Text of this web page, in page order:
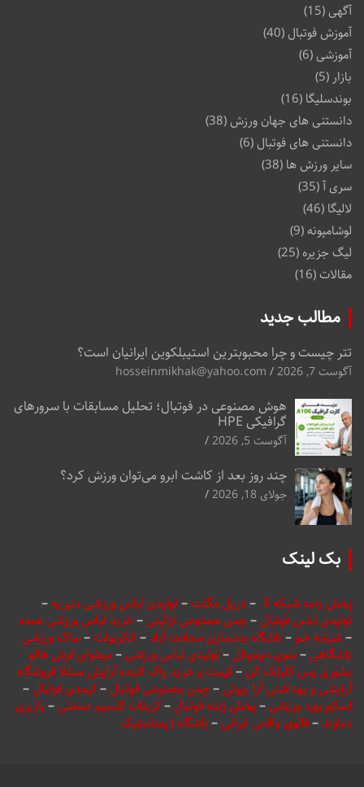
آگهی(15)
آموزش فوتبال (40)
آموزشی(6)
بازار (5)
بوندسلیگا (16)
دانستنی های جهان ورزش(38)
دانستنی های فوتبال (6)
سایر ورزش ها (38)
سری آ(35)
لالیگا (46)
لوشامپونه(9)
لیگ جزیره (25)
مقالات(16)
مطالب جدید
تتر چیست و چرا محبوبترین استیبلکوین ایرانیان است؟
آگوست 7, 2026 hosseinmikhak@yahoo.com
هوش مصنوعی در فوتبال؛ تحلیل مسابقات با سرورهای
گرافیکی HPE
آگوست 5, 2026
چند روز بعد از کاشت ابرو می‌توان ورزش کرد؟
جولای 18, 2026
بک لینک
پخش زنده شبکه 3 –دریل مگنت–تولیدی لباس ورزشی منیریه–
تولیدی لباس فوتبال –چمن مصنوعی تزئینی –خرید لباس ورزشی عمده
–شیشه خم–باشگاه بدنسازی سعادت آباد – انکربولت–ساک ورزشی
باشگاهی –منوی دیجیتال –تولیدی لباس ورزشی –میخوای فرش هاتو
بشوری پس کلیلک کن –قیمت و خرید پاک کننده آرایش سنتلا فروشگاه
آرایشی و بهداشتی آرا بیوتی –چمن مصنوعی فوتبال –کیمدی فوتبال –
اسکوربورد ورزشی –پخش زنده فوتبال –کربنات کلسیم صنعتی –باربری
دماوند–فالوور واقعی ایرانی –باشگاه ژیمناستیک